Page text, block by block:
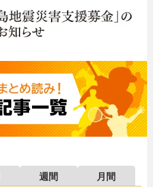
週間
月間